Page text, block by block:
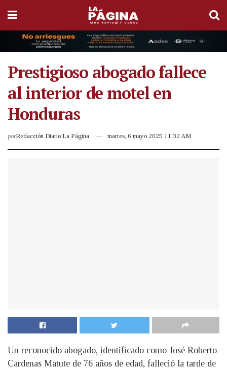
Prestigioso abogado fallece
al interior de motel en
Honduras
porRedacción Diario La Página martes, 6 mayo 2025 11:32 AM
Un reconocido abogado, identificado como José Roberto
Cardenas Matute de 76 años de edad, falleció la tarde de